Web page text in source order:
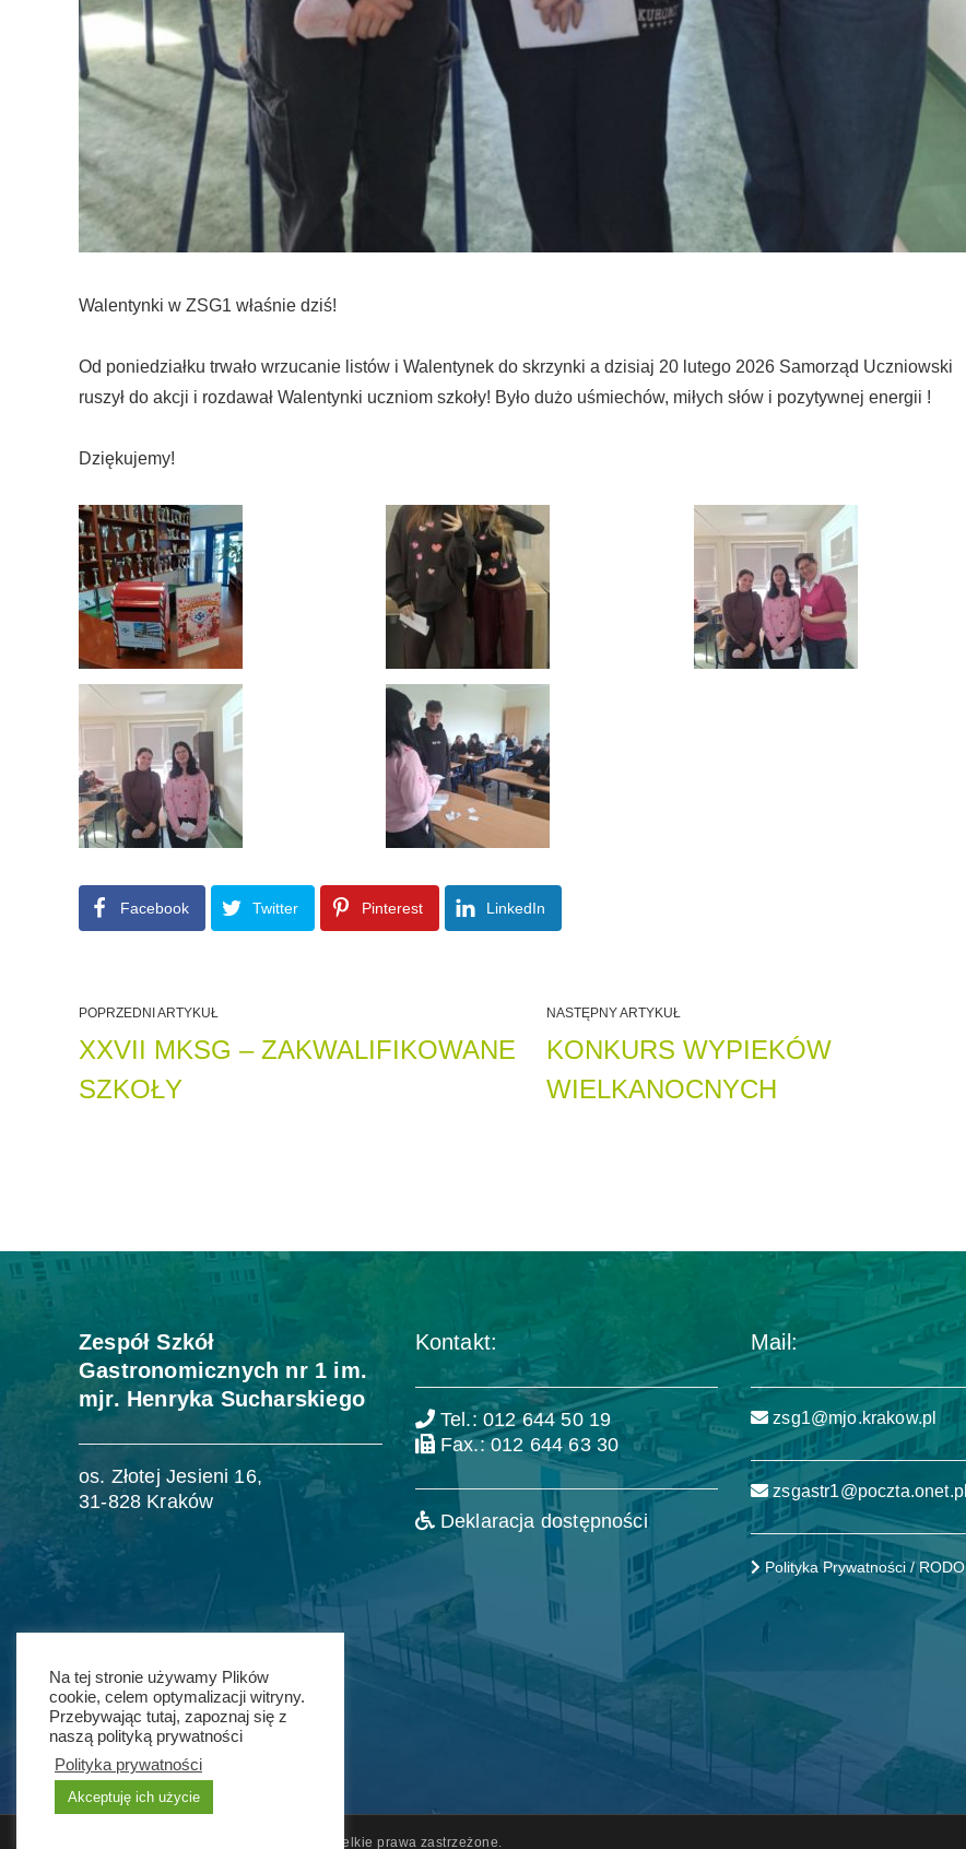
Walentynki w ZSG1 właśnie dziś!
Od poniedziałku trwało wrzucanie listów i Walentynek do skrzynki a dzisiaj 20 lutego 2026 Samorząd Uczniowski
ruszył do akcji i rozdawał Walentynki uczniom szkoły! Było dużo uśmiechów, miłych słów i pozytywnej energii !
Dziękujemy!
Facebook Twitter Pinterest LinkedIn
POPRZEDNI ARTYKUŁ
XXVII MKSG – ZAKWALIFIKOWANE
SZKOŁY
NASTĘPNY ARTYKUŁ
KONKURS WYPIEKÓW
WIELKANOCNYCH
Zespół Szkół
Gastronomicznych nr 1 im.
mjr. Henryka Sucharskiego
os. Złotej Jesieni 16,
31-828 Kraków
Kontakt:
Tel.: 012 644 50 19
Fax.: 012 644 63 30
Deklaracja dostępności
Mail:
zsg1@mjo.krakow.pl
zsgastr1@poczta.onet.pl
Polityka Prywatności / RODO
© 2011 - 2021 ZSG nr 1 w Krakowie. Wszelkie prawa zastrzeżone.
Na tej stronie używamy Plików
cookie, celem optymalizacji witryny.
Przebywając tutaj, zapoznaj się z
naszą polityką prywatności
Polityka prywatności
Akceptuję ich użycie